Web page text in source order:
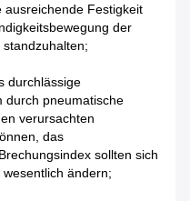
ausreichende Festigkeit
der
durchlässige
durch pneumatische
verursachten
das
sollten sich
ändern;